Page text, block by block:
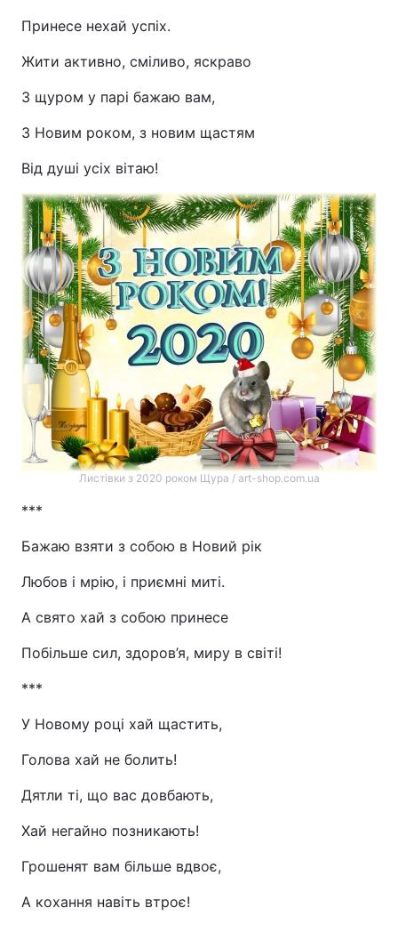
Принесе нехай успіх.
Жити активно, сміливо, яскраво
З щуром у парі бажаю вам,
З Новим роком, з новим щастям
Від душі усіх вітаю!
Листівки з 2020 роком Щура / art-shop.com.ua
***
Бажаю взяти з собою в Новий рік
Любов і мрію, і приємні миті.
А свято хай з собою принесе
Побільше сил, здоров’я, миру в світі!
***
У Новому році хай щастить,
Голова хай не болить!
Дятли ті, що вас довбають,
Хай негайно позникають!
Грошенят вам більше вдвоє,
А кохання навіть втроє!